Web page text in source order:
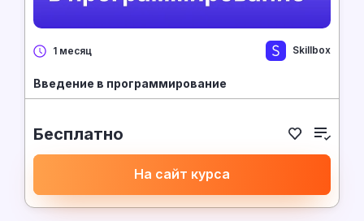
1 месяц Skillbox
Введение в программирование
Бесплатно
На сайт курса